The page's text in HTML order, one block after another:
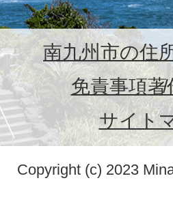
南九州市の住
免責事項著
サイト
Copyright (c) 2023